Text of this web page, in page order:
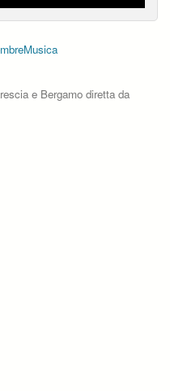
e Bergamo diretta da